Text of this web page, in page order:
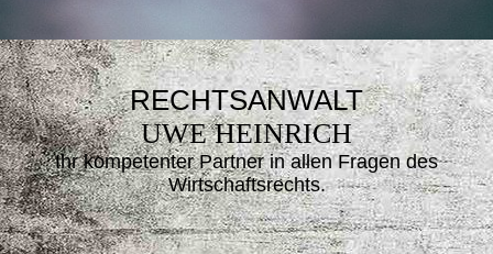
RECHTSANWALT
UWE HEINRICH
Ihr kompetenter Partner in allen Fragen des
Wirtschaftsrechts.